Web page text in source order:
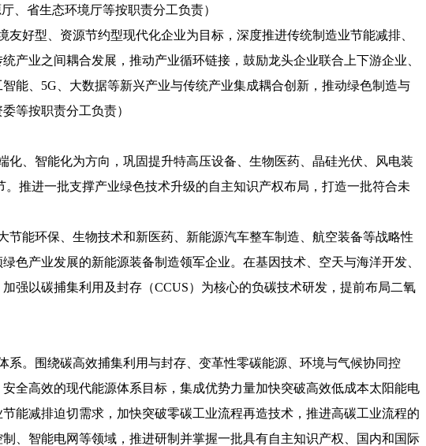
、省生态环境厅等按职责分工负责）
好型、资源节约型现代化企业为目标，深度推进传统制造业节能减排、
业之间耦合发展，推动产业循环链接，鼓励龙头企业联合上下游企业、
能、5G、大数据等新兴产业与传统产业集成耦合创新，推动绿色制造与
等按职责分工负责）
、智能化为方向，巩固提升特高压设备、生物医药、晶硅光伏、风电装
推进一批支撑产业绿色技术升级的自主知识产权布局，打造一批符合未
能环保、生物技术和新医药、新能源汽车整车制造、航空装备等战略性
色产业发展的新能源装备制造领军企业。在基因技术、空天与海洋开发、
强以碳捕集利用及封存（CCUS）为核心的负碳技术研发，提前布局二氧
。围绕碳高效捕集利用与封存、变革性零碳能源、环境与气候协同控
全高效的现代能源体系目标，集成优势力量加快突破高效低成本太阳能电
能减排迫切需求，加快突破零碳工业流程再造技术，推进高碳工业流程的
、智能电网等领域，推进研制并掌握一批具有自主知识产权、国内和国际